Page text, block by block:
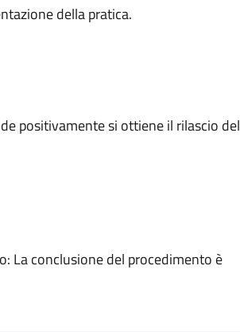
della pratica.
positivamente si ottiene il rilascio del
La conclusione del procedimento è